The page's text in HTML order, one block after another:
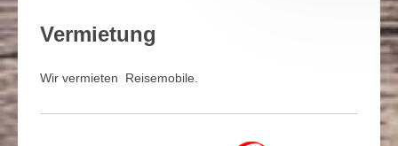
Vermietung
Wir vermieten Reisemobile.